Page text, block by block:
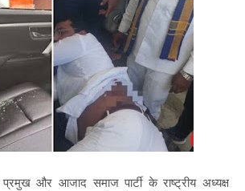
प्रमुख और आजाद समाज पार्टी के राष्ट्रीय अध्यक्ष